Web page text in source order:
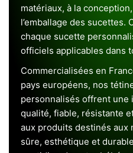
matériaux, à la
l’emballage des sucettes.
chaque sucette
officiels applicables dans
Commercialisées en
pays européens, nos
personnalisés offrent une
qualité, fiable, résistante
aux produits destinés aux
sûre, esthétique et